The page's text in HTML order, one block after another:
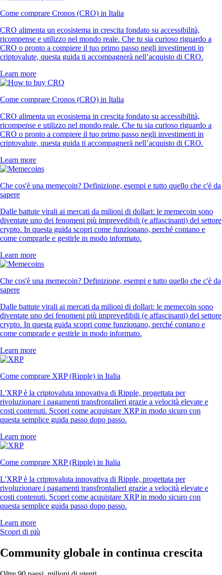
Come comprare Cronos (CRO) in Italia
CRO alimenta un ecosistema in crescita fondato su accessibilità,
ricompense e utilizzo nel mondo reale. Che tu sia curioso riguardo a
CRO o pronto a compiere il tuo primo passo negli investimenti in
criptovalute, questa guida ti accompagnerà nell’acquisto di CRO.
Learn more
Come comprare Cronos (CRO) in Italia
CRO alimenta un ecosistema in crescita fondato su accessibilità,
ricompense e utilizzo nel mondo reale. Che tu sia curioso riguardo a
CRO o pronto a compiere il tuo primo passo negli investimenti in
criptovalute, questa guida ti accompagnerà nell’acquisto di CRO.
Learn more
Che cos'è una memecoin? Definizione, esempi e tutto quello che c'è da
sapere
Dalle battute virali ai mercati da milioni di dollari: le memecoin sono
diventate uno dei fenomeni più imprevedibili (e affascinanti) del settore
crypto. In questa guida scopri come funzionano, perché contano e
come comprarle e gestirle in modo informato.
Learn more
Che cos'è una memecoin? Definizione, esempi e tutto quello che c'è da
sapere
Dalle battute virali ai mercati da milioni di dollari: le memecoin sono
diventate uno dei fenomeni più imprevedibili (e affascinanti) del settore
crypto. In questa guida scopri come funzionano, perché contano e
come comprarle e gestirle in modo informato.
Learn more
Come comprare XRP (Ripple) in Italia
L'XRP è la criptovaluta innovativa di Ripple, progettata per
rivoluzionare i pagamenti transfrontalieri grazie a velocità elevate e
costi contenuti. Scopri come acquistare XRP in modo sicuro con
questa semplice guida passo dopo passo.
Learn more
Come comprare XRP (Ripple) in Italia
L'XRP è la criptovaluta innovativa di Ripple, progettata per
rivoluzionare i pagamenti transfrontalieri grazie a velocità elevate e
costi contenuti. Scopri come acquistare XRP in modo sicuro con
questa semplice guida passo dopo passo.
Learn more
Scopri di più
Community globale in continua crescita